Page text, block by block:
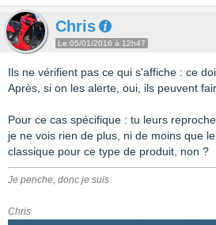
Chris
Le 05/01/2016 à 12h47
Ils ne vérifient pas ce qui s'affiche : ce
Après, si on les alerte, oui, ils peuvent
Pour ce cas spécifique : tu leurs
je ne vois rien de plus, ni de moins que
classique pour ce type de produit, non ?
Je penche, donc je suis
Chris